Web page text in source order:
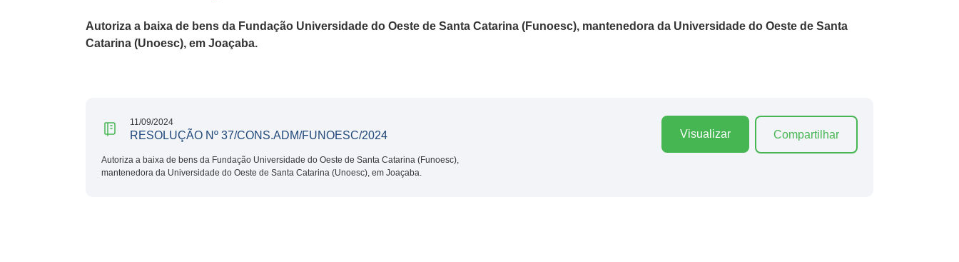
Autoriza a baixa de bens da Fundação Universidade do Oeste de Santa Catarina (Funoesc), mantenedora da Universidade do Oeste de Santa
Catarina (Unoesc), em Joaçaba.
11/09/2024
RESOLUÇÃO Nº 37/CONS.ADM/FUNOESC/2024
Autoriza a baixa de bens da Fundação Universidade do Oeste de Santa Catarina (Funoesc),
mantenedora da Universidade do Oeste de Santa Catarina (Unoesc), em Joaçaba.
Visualizar Compartilhar